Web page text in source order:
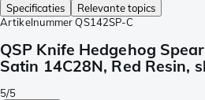
Specificaties
Relevante topics
Artikelnummer QS142SP-C
QSP Knife Hedgehog
Satin 14C28N, Red Resin,
5/5